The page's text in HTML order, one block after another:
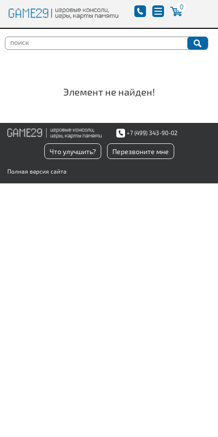
0
Элемент не найден!
+7 (499) 343-90-02
Что улучшить? Перезвоните мне
Полная версия сайта